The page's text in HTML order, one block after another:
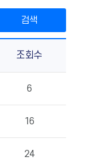
검색
조회수
6
16
24